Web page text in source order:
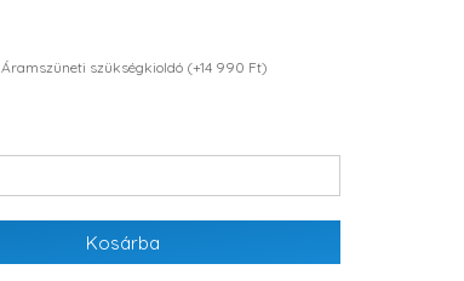
Áramszüneti szükségkioldó (+14 990 Ft)
Kosárba